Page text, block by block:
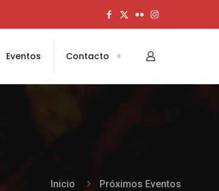
Eventos Contacto
Inicio Próximos Eventos